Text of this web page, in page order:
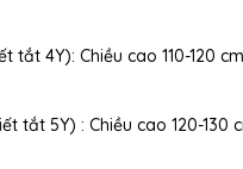
tắt 4Y): Chiều cao 110-120
tắt 5Y) : Chiều cao 120-130